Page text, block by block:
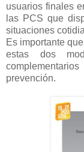
usuarios finales
las PCS que
situaciones
Es importante
estas dos
prevención.